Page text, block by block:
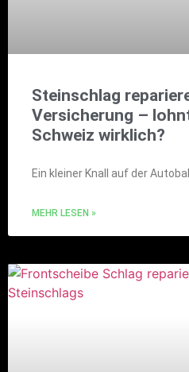
Steinschlag
Versicherung –
Schweiz wirklich?
Ein kleiner Knall auf der
MEHR LESEN »